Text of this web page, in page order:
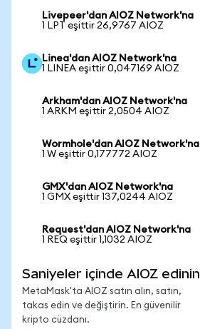
Livepeer'dan AIOZ Network'na
1 LPT eşittir 26,9767 AIOZ
Linea'dan AIOZ Network'na
1 LINEA eşittir 0,047169 AIOZ
Arkham'dan AIOZ Network'na
1 ARKM eşittir 2,0504 AIOZ
Wormhole'dan AIOZ Network'na
1 W eşittir 0,177772 AIOZ
GMX'dan AIOZ Network'na
1 GMX eşittir 137,0244 AIOZ
Request'dan AIOZ Network'na
1 REQ eşittir 1,1032 AIOZ
Saniyeler içinde AIOZ edinin
MetaMask'ta AIOZ satın alın, satın,
takas edin ve değiştirin. En güvenilir
kripto cüzdanı.